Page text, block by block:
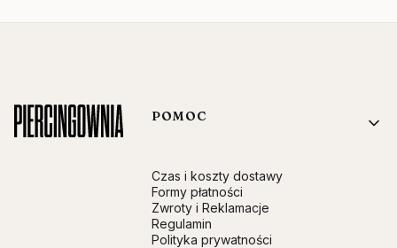
Linki w stopce
POMOC
Czas i koszty dostawy
Formy płatności
Zwroty i Reklamacje
Regulamin
Polityka prywatności